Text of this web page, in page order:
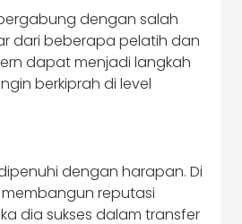
dengan salah
dari beberapa pelatih dan
dapat menjadi langkah
berkiprah di level
dengan harapan. Di
reputasi
dia sukses dalam transfer